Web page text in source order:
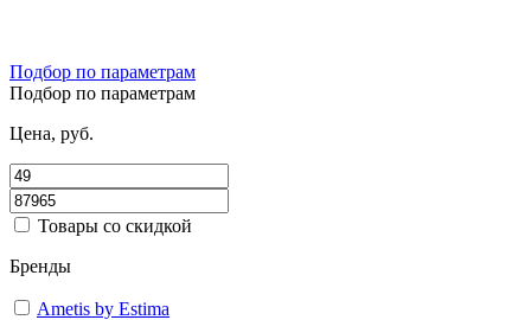
Подбор по параметрам
Подбор по параметрам
Цена, руб.
Товары со скидкой
Бренды
Ametis by Estima